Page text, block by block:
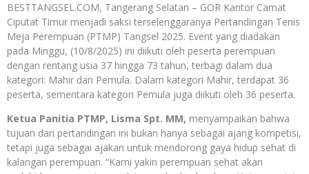
BESTTANGSEL.COM, Tangerang Selatan – GOR Kantor Camat
Ciputat Timur menjadi saksi terselenggaranya Pertandingan Tenis
Meja Perempuan (PTMP) Tangsel 2025. Event yang diadakan
pada Minggu, (10/8/2025) ini diikuti oleh peserta perempuan
dengan rentang usia 37 hingga 73 tahun, terbagi dalam dua
kategori: Mahir dan Pemula. Dalam kategori Mahir, terdapat 36
peserta, sementara kategori Pemula juga diikuti oleh 36 peserta.
Ketua Panitia PTMP, Lisma Spt. MM, menyampaikan bahwa
tujuan dari pertandingan ini bukan hanya sebagai ajang kompetisi,
tetapi juga sebagai ajakan untuk mendorong gaya hidup sehat di
kalangan perempuan. “Kami yakin perempuan sehat akan